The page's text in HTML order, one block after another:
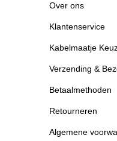
Over ons
Klantenservice
Kabelmaatje
Verzending &
Betaalmethoden
Retourneren
Algemene